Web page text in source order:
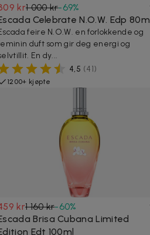
kr1 000 kr-69%
Celebrate N.O.W. Edp 80ml
feire N.O.W. en forlokkende og
duft som gir deg energi og
En dy...
4,5 (41)
1200+ kjøpte
kr1 160 kr-60%
Brisa Cubana Limited
Edt 100ml